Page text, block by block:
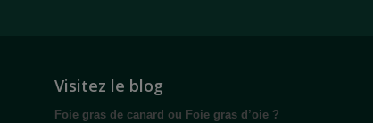
Visitez le blog
Foie gras de canard ou Foie gras d’oie ?